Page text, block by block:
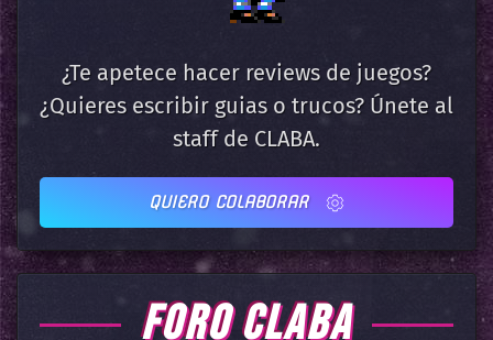
¿Te apetece hacer reviews de juegos?
¿Quieres escribir guias o trucos? Únete al
staff de CLABA.
QUIERO COLABORAR
FORO CLABA